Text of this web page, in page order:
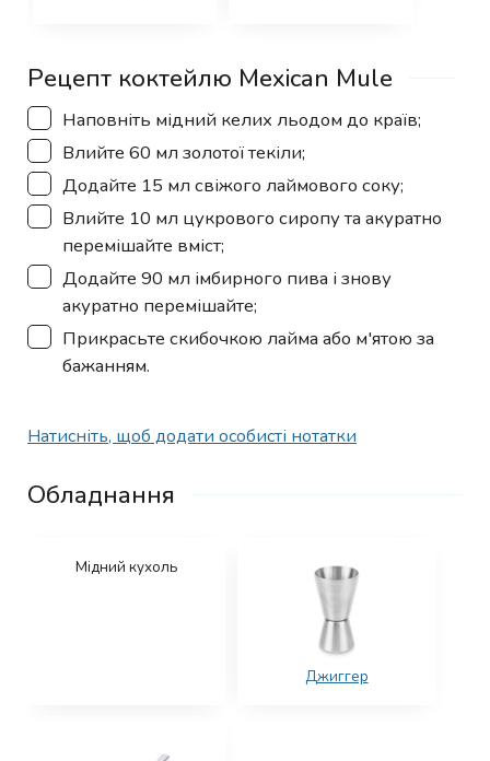
Рецепт коктейлю Mexican Mule
▢
Наповніть мідний келих льодом до країв;
▢
Влийте 60 мл золотої текіли;
▢
Додайте 15 мл свіжого лаймового соку;
▢
Влийте 10 мл цукрового сиропу та акуратно
перемішайте вміст;
▢
Додайте 90 мл імбирного пива і знову
акуратно перемішайте;
▢
Прикрасьте скибочкою лайма або м'ятою за
бажанням.
Натисніть, щоб додати особисті нотатки
Обладнання
Мідний кухоль
Джиггер